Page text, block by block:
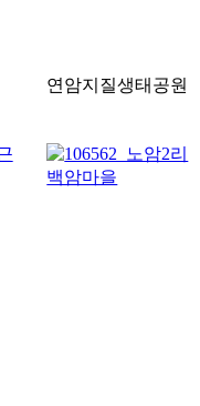
연암지질생태공원